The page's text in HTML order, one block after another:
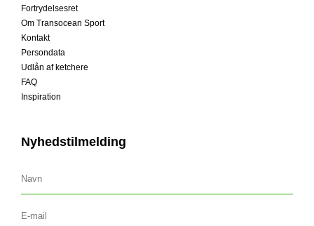
Fortrydelsesret
Om Transocean Sport
Kontakt
Persondata
Udlån af ketchere
FAQ
Inspiration
Nyhedstilmelding